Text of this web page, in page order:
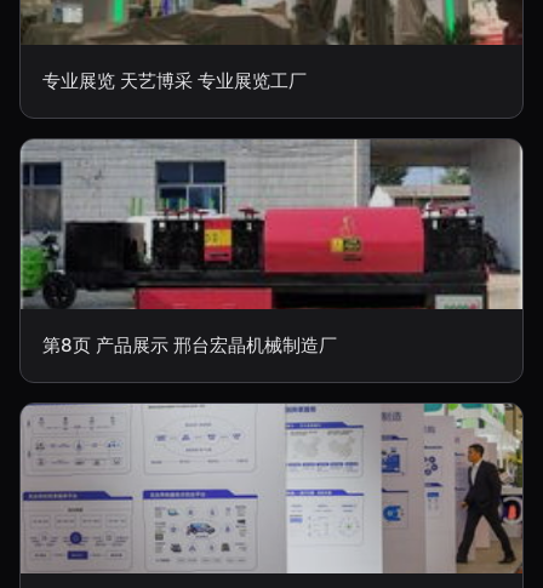
专业展览 天艺博采 专业展览工厂
第8页 产品展示 邢台宏晶机械制造厂